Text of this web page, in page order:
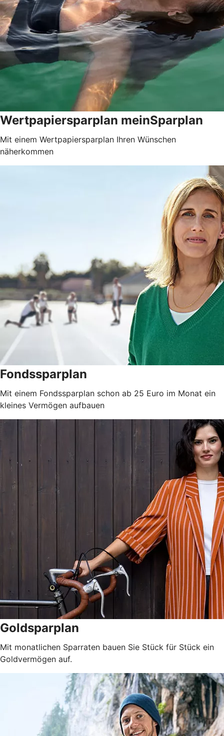
Wertpapiersparplan meinSparplan
Mit einem Wertpapiersparplan Ihren Wünschen
näherkommen
Fondssparplan
Mit einem Fondssparplan schon ab 25 Euro im Monat ein
kleines Vermögen aufbauen
Goldsparplan
Mit monatlichen Sparraten bauen Sie Stück für Stück ein
Goldvermögen auf.